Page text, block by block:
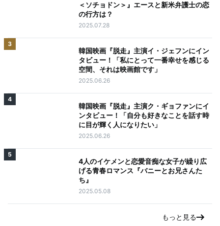
＜ソチョドン＞』エースと新米弁護士の恋
の行方は？
2025.07.28
3
韓国映画『脱走』主演イ・ジェフンにイン
タビュー！「私にとって一番幸せを感じる
空間、それは映画館です」
2025.06.26
4
韓国映画『脱走』主演ク・ギョファンにイ
ンタビュー！「自分も好きなことを話す時
に目が輝く人になりたい」
2025.06.26
5
4人のイケメンと恋愛音痴な女子が繰り広
げる青春ロマンス『バニーとお兄さんた
ち』
2025.05.08
もっと見る